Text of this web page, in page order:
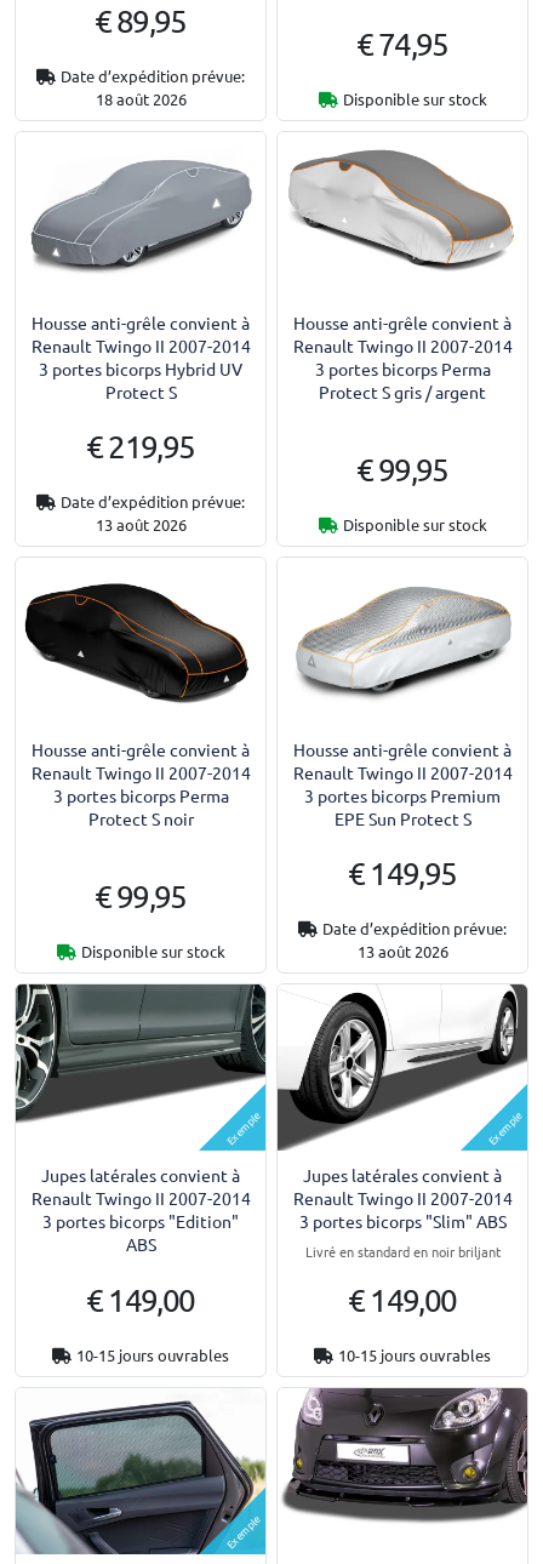
€ 89,95
Date d’expédition prévue:
18 août 2026
€ 74,95
Disponible sur stock
Housse anti-grêle convient à
Renault Twingo II 2007-2014
3 portes bicorps Hybrid UV
Protect S
€ 219,95
Date d’expédition prévue:
13 août 2026
Housse anti-grêle convient à
Renault Twingo II 2007-2014
3 portes bicorps Perma
Protect S gris / argent
€ 99,95
Disponible sur stock
Housse anti-grêle convient à
Renault Twingo II 2007-2014
3 portes bicorps Perma
Protect S noir
€ 99,95
Disponible sur stock
Housse anti-grêle convient à
Renault Twingo II 2007-2014
3 portes bicorps Premium
EPE Sun Protect S
€ 149,95
Date d’expédition prévue:
13 août 2026
Exemple
Jupes latérales convient à
Renault Twingo II 2007-2014
3 portes bicorps "Edition"
ABS
€ 149,00
10-15 jours ouvrables
Exemple
Jupes latérales convient à
Renault Twingo II 2007-2014
3 portes bicorps "Slim" ABS
Livré en standard en noir briljant
€ 149,00
10-15 jours ouvrables
Exemple